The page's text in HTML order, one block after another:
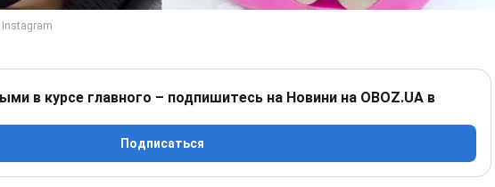
в курсе главного – подпишитесь на Новини на OBOZ.UA в
Подписаться